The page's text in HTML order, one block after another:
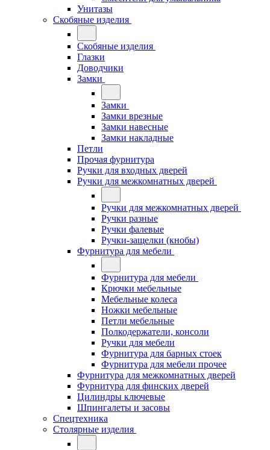
Унитазы
Скобяные изделия
Скобяные изделия
Глазки
Доводчики
Замки
Замки
Замки врезные
Замки навесные
Замки накладные
Петли
Прочая фурнитура
Ручки для входных дверей
Ручки для межкомнатных дверей
Ручки для межкомнатных дверей
Ручки разные
Ручки фалевые
Ручки-защелки (кнобы)
Фурнитура для мебели
Фурнитура для мебели
Крючки мебельные
Мебельные колеса
Ножки мебельные
Петли мебельные
Полкодержатели, консоли
Ручки для мебели
Фурнитура для барных стоек
Фурнитура для мебели прочее
Фурнитура для межкомнатных дверей
Фурнитура для финских дверей
Цилиндры ключевые
Шпингалеты и засовы
Спецтехника
Столярные изделия